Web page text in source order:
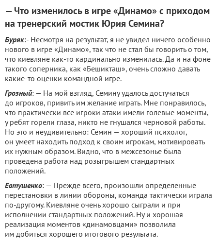
— Что изменилось в игре «Динамо» с приходом
на тренерский мостик Юрия Семина?
Буряк:- Несмотря на результат, я не увидел ничего особенно
нового в игре «Динамо», так что не стал бы говорить о том,
что киевляне как-то кардинально изменилась. Да и на фоне
такого соперника, как «Бешикташ», очень сложно давать
какие-то оценки командной игре.
Грозный: — На мой взгляд, Семину удалось достучаться
до игроков, привить им желание играть. Мне понравилось,
что практически все игроки атаки имели голевые моменты,
у ребят горели глаза, никто не гнушался черновой работы.
Но это и неудивительно: Семин — хороший психолог,
он умеет находить подход к своим игрокам, мотивировать
их нужным образом. Видно, что в межсезонье была
проведена работа над розыгрышем стандартных
положений.
Евтушенко: — Прежде всего, произошли определенные
перестановки в линии обороны, команда тактически играла
по-другому. Киевляне очень хорошо сыграли и при
исполнении стандартных положений. Ну и хорошая
реализация моментов «динамовцами» позволила
им добиться хорошего итогового результата.